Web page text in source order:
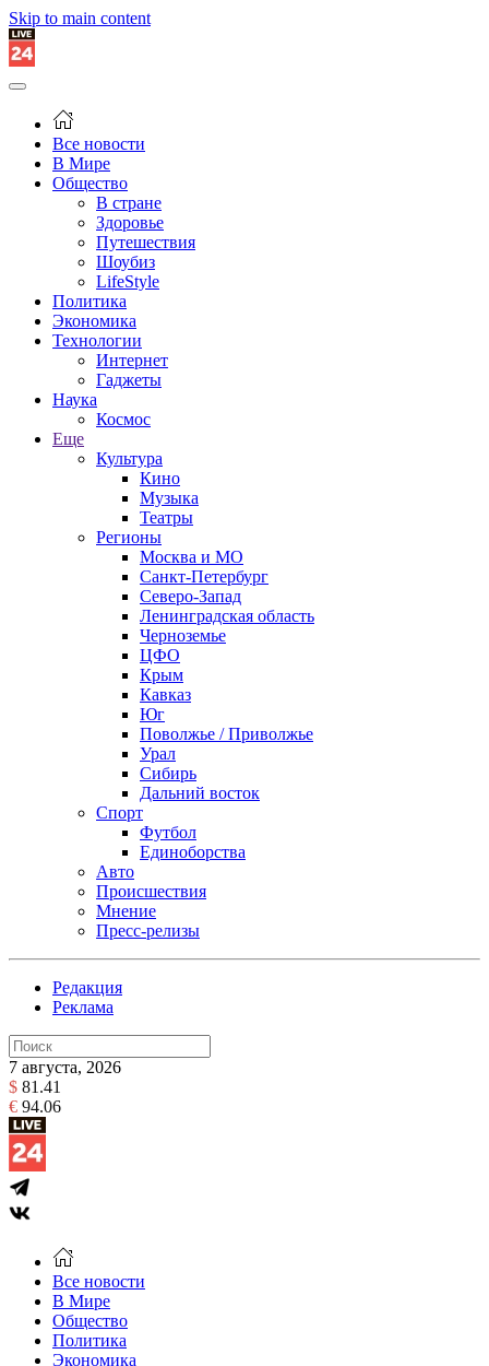
Skip to main content
Все новости
В Мире
Общество
В стране
Здоровье
Путешествия
Шоубиз
LifeStyle
Политика
Экономика
Технологии
Интернет
Гаджеты
Наука
Космос
Еще
Культура
Кино
Музыка
Театры
Регионы
Москва и МО
Санкт-Петербург
Северо-Запад
Ленинградская область
Черноземье
ЦФО
Крым
Кавказ
Юг
Поволжье / Приволжье
Урал
Сибирь
Дальний восток
Спорт
Футбол
Единоборства
Авто
Происшествия
Мнение
Пресс-релизы
Редакция
Реклама
7 августа, 2026
$ 81.41
€ 94.06
Все новости
В Мире
Общество
Политика
Экономика